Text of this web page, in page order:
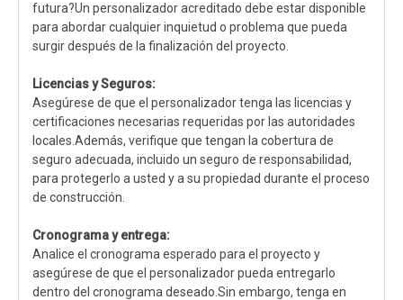
futura?Un personalizador acreditado debe estar disponible
para abordar cualquier inquietud o problema que pueda
surgir después de la finalización del proyecto.
Licencias y Seguros:
Asegúrese de que el personalizador tenga las licencias y
certificaciones necesarias requeridas por las autoridades
locales.Además, verifique que tengan la cobertura de
seguro adecuada, incluido un seguro de responsabilidad,
para protegerlo a usted y a su propiedad durante el proceso
de construcción.
Cronograma y entrega:
Analice el cronograma esperado para el proyecto y
asegúrese de que el personalizador pueda entregarlo
dentro del cronograma deseado.Sin embargo, tenga en